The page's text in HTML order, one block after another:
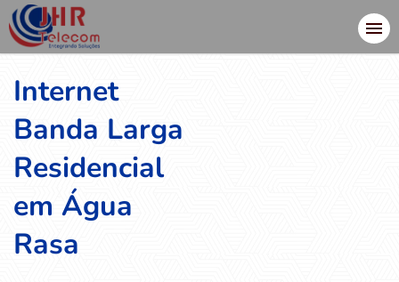
Internet
Banda Larga
Residencial
em Água
Rasa